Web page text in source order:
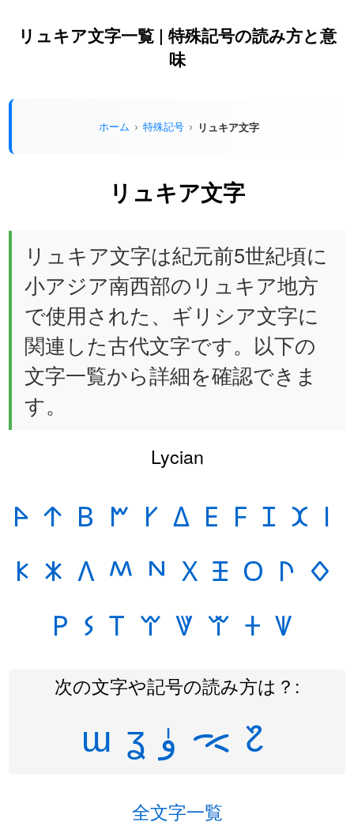
リュキア文字一覧 | 特殊記号の読み方と意
味
ホーム 特殊記号 リュキア文字
リュキア文字
リュキア文字は紀元前5世紀頃に
小アジア南西部のリュキア地方
で使用された、ギリシア文字に
関連した古代文字です。以下の
文字一覧から詳細を確認できま
す。
Lycian
𐊀 𐊁 𐊂 𐊃 𐊄 𐊅 𐊆 𐊇 𐊈 𐊉 𐊊
𐊋 𐊌 𐊍 𐊎 𐊏 𐊐 𐊑 𐊒 𐊓 𐊔
𐊕 𐊖 𐊗 𐊘 𐊙 𐊚 𐊛 𐊜
次の文字や記号の読み方は？:
ɯ ʓ ۈ ᯕ ᱗
全文字一覧